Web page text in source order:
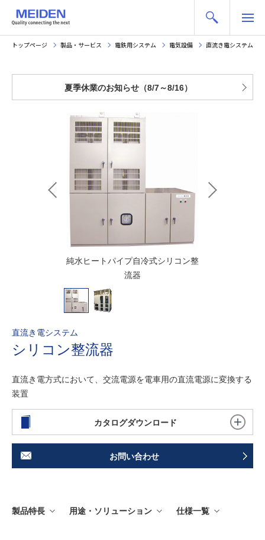
トップページ 製品・サービス 電鉄用システム 電気設備 直流き電システム
夏季休業のお知らせ（8/7～8/16）
純水ヒートパイプ自冷式シリコン整
流器
直流き電システム
シリコン整流器
直流き電方式において、交流電源を電車用の直流電源に変換する
装置
カタログダウンロード
お問い合わせ
製品特長 用途・ソリューション 仕様一覧